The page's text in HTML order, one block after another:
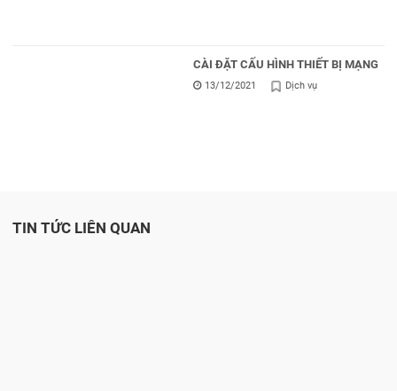
CÀI ĐẶT CẤU HÌNH THIẾT BỊ MẠNG
13/12/2021 Dịch vụ
TIN TỨC LIÊN QUAN